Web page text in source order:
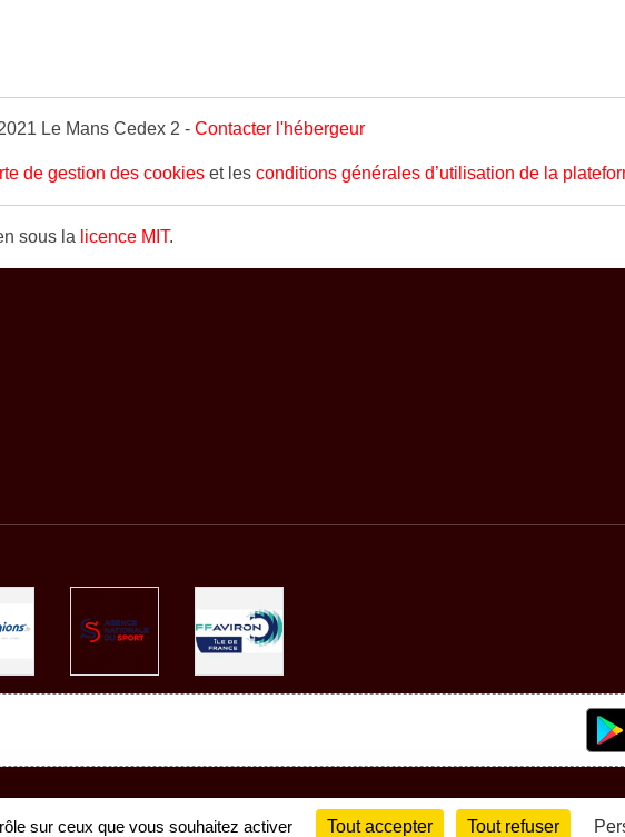
Le Mans Cedex 2 - Contacter l'hébergeur
de gestion des cookies et les conditions générales d’utilisation de la
sous la licence MIT.
Gestion des cookies
sur ceux que vous souhaitez activer Tout accepter Tout refuser